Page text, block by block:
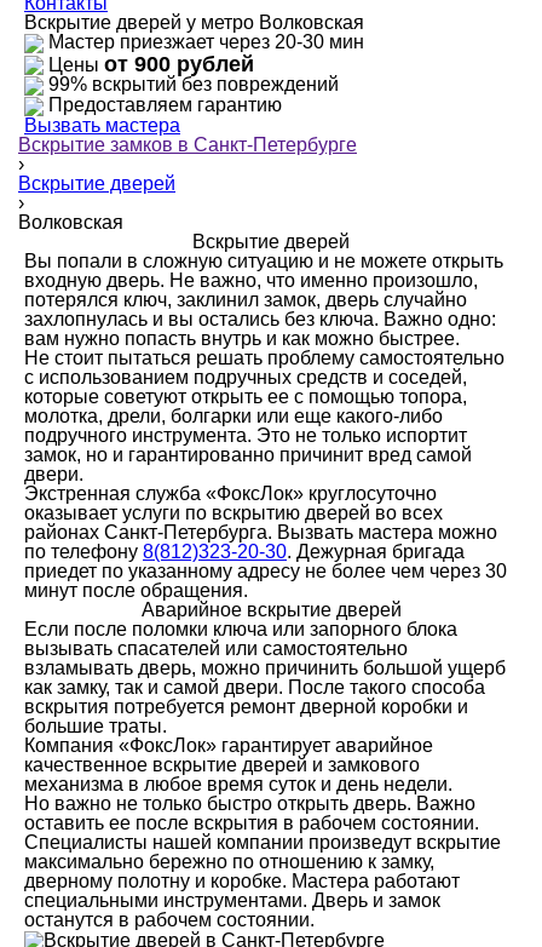
Вскрытие дверей у метро Волковская
Мастер приезжает через 20-30 мин
Цены от 900 рублей
99% вскрытий без повреждений
Предоставляем гарантию
Вызвать мастера
Вскрытие замков в Санкт-Петербурге
›
Вскрытие дверей
›
Волковская
Вскрытие дверей
Вы попали в сложную ситуацию и не можете открыть
входную дверь. Не важно, что именно произошло,
потерялся ключ, заклинил замок, дверь случайно
захлопнулась и вы остались без ключа. Важно одно:
вам нужно попасть внутрь и как можно быстрее.
Не стоит пытаться решать проблему самостоятельно
с использованием подручных средств и соседей,
которые советуют открыть ее с помощью топора,
молотка, дрели, болгарки или еще какого-либо
подручного инструмента. Это не только испортит
замок, но и гарантированно причинит вред самой
двери.
Экстренная служба «ФоксЛок» круглосуточно
оказывает услуги по вскрытию дверей во всех
районах Санкт-Петербурга. Вызвать мастера можно
по телефону 8(812)323-20-30. Дежурная бригада
приедет по указанному адресу не более чем через 30
минут после обращения.
Аварийное вскрытие дверей
Если после поломки ключа или запорного блока
вызывать спасателей или самостоятельно
взламывать дверь, можно причинить большой ущерб
как замку, так и самой двери. После такого способа
вскрытия потребуется ремонт дверной коробки и
большие траты.
Компания «ФоксЛок» гарантирует аварийное
качественное вскрытие дверей и замкового
механизма в любое время суток и день недели.
Но важно не только быстро открыть дверь. Важно
оставить ее после вскрытия в рабочем состоянии.
Специалисты нашей компании произведут вскрытие
максимально бережно по отношению к замку,
дверному полотну и коробке. Мастера работают
специальными инструментами. Дверь и замок
останутся в рабочем состоянии.